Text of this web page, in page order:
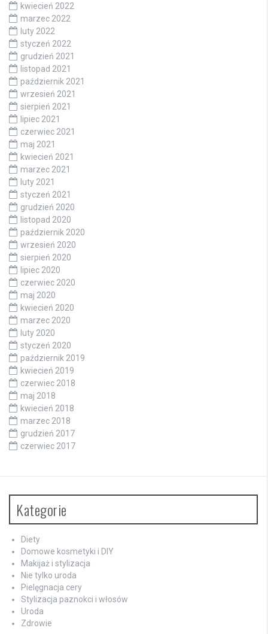
kwiecień 2022
marzec 2022
luty 2022
styczeń 2022
grudzień 2021
listopad 2021
październik 2021
wrzesień 2021
sierpień 2021
lipiec 2021
czerwiec 2021
maj 2021
kwiecień 2021
marzec 2021
luty 2021
styczeń 2021
grudzień 2020
listopad 2020
październik 2020
wrzesień 2020
sierpień 2020
lipiec 2020
czerwiec 2020
maj 2020
kwiecień 2020
marzec 2020
luty 2020
styczeń 2020
październik 2019
kwiecień 2019
czerwiec 2018
maj 2018
kwiecień 2018
marzec 2018
grudzień 2017
czerwiec 2017
Kategorie
Diety
Domowe kosmetyki i DIY
Makijaż i stylizacja
Nie tylko uroda
Pielęgnacja cery
Stylizacja paznokci i włosów
Uroda
Zdrowie